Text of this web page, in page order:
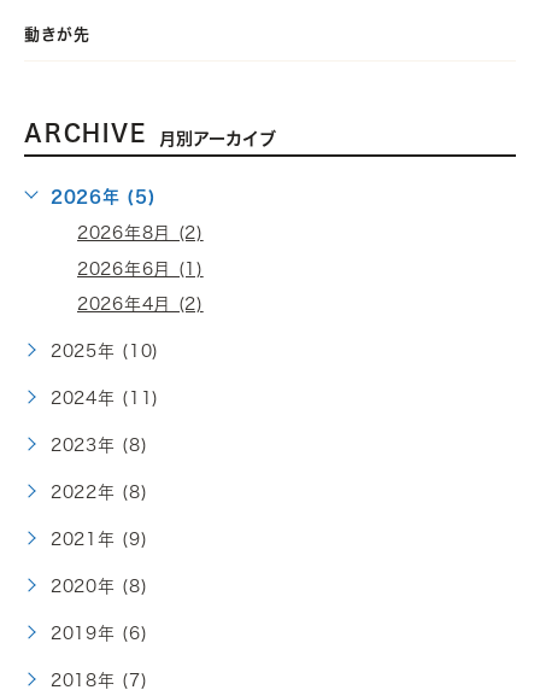
動きが先
ARCHIVE 月別アーカイブ
2026年 (5)
2026年8月 (2)
2026年6月 (1)
2026年4月 (2)
2025年 (10)
2024年 (11)
2023年 (8)
2022年 (8)
2021年 (9)
2020年 (8)
2019年 (6)
2018年 (7)